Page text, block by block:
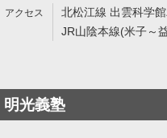
北松江線 出雲科学
JR山陰本線(米子～
明光義塾